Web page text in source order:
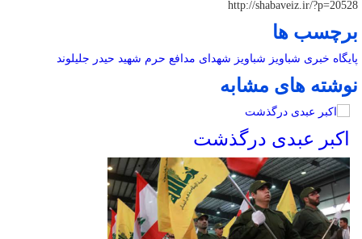
http://shabaveiz.ir/?p=20528
برچسب ها
پایگاه خبری شباویز شباویز شهدای مدافع حرم شهید حیدر جلیلوند
نوشته های مشابه
اکبر عبدی درگذشت